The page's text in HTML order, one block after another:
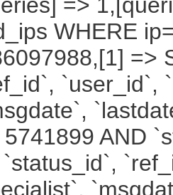
WHERE
=>
`user_id`,
AND